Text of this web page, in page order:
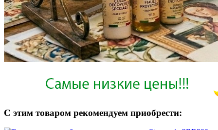
С этим товаром рекомендуем приобрести: